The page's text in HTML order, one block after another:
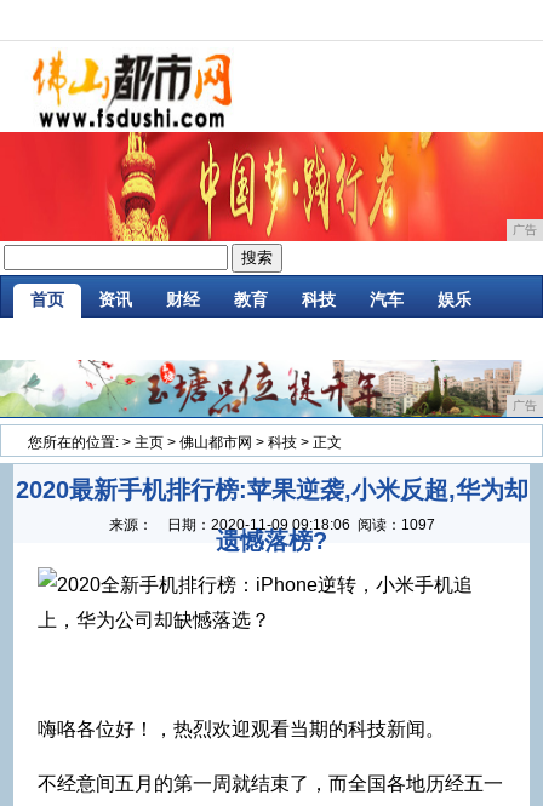
广告
首页 资讯 财经 教育 科技 汽车 娱乐
广告
您所在的位置: > 主页 > 佛山都市网 > 科技 > 正文
2020最新手机排行榜:苹果逆袭,小米反超,华为却
遗憾落榜?
来源： 日期： 2020-11-09 09:18:06 阅读：1097
嗨咯各位好！，热烈欢迎观看当期的科技新闻。
不经意间五月的第一周就结束了，而全国各地历经五一